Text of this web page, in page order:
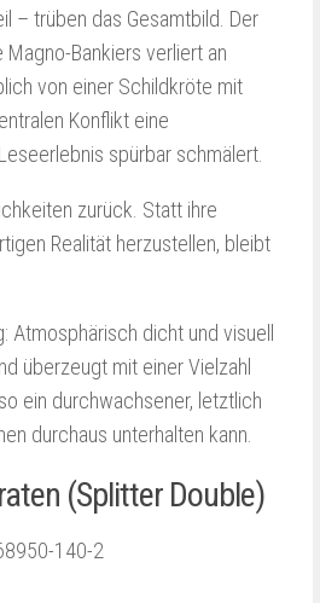
– trüben das Gesamtbild. Der
Bankiers verliert an
von einer Schildkröte mit
Konflikt eine
spürbar schmälert.
zurück. Statt ihre
Realität herzustellen, bleibt
dicht und visuell
überzeugt mit einer Vielzahl
ein durchwachsener, letztlich
durchaus unterhalten kann.
(Splitter Double)
140-2